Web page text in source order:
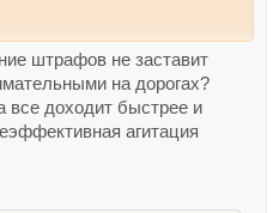
штрафов не заставит
на дорогах?
все доходит быстрее и
агитация